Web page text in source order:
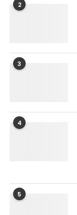
2
3
4
5